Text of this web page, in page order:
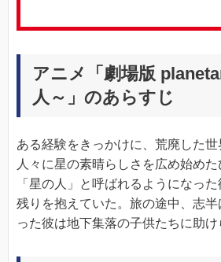
アニメ「劇場版
人～」のあらすじ
ある経験をきっかけに、荒廃した
人々に星の素晴らしさを広め始め
「星の人」と呼ばれるようになっ
残りを抱えていた。旅の途中、志半
った彼は地下集落の子供たちに助け